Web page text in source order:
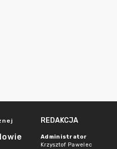
REDAKCJA
Administrator
Krzysztof Pawelec